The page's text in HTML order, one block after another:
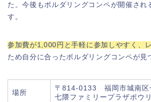
た。今後もボルダリングコンペが開催され
す。
参加費が1,000円と手軽に参加しやすく、
ため自分に合ったボルダリングコンペが見
場所
〒814-0133 福岡市城南区
七隈ファミリープラザボウ